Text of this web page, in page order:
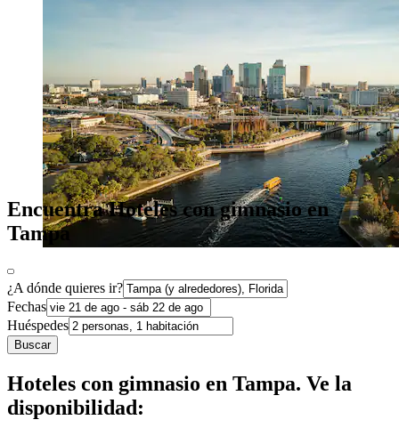
Encuentra Hoteles con gimnasio en
Tampa
¿A dónde quieres ir?
Fechas
Huéspedes
Buscar
Hoteles con gimnasio en Tampa. Ve la
disponibilidad: